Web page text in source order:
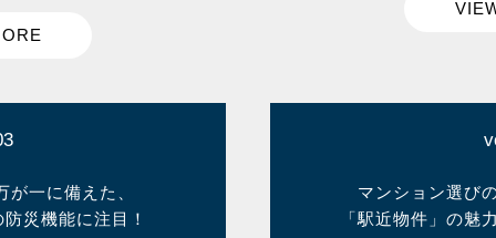
一に備えた、
災機能に注目！
マンション選び
「駅近物件」の魅